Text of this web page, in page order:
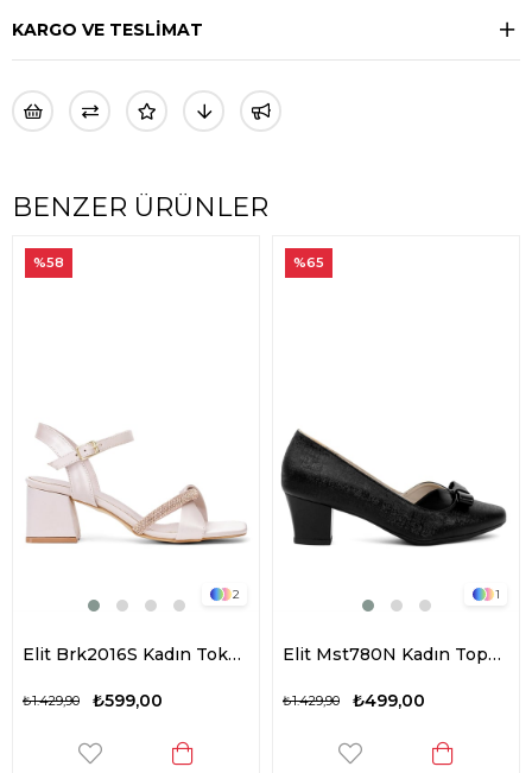
KARGO VE TESLİMAT
BENZER ÜRÜNLER
2
Elit Brk2016S Kadın Tokalı Klasik Topuklu Ayakkabı Ten
₺599,00
₺1.429,90
%58
1
Elit Mst780N Kadın Topuklu Ayakkabı Siyah
₺499,00
₺1.429,90
%65